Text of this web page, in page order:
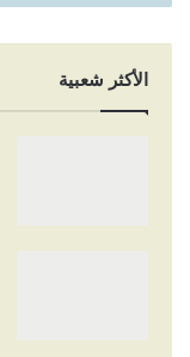
الأكثر شعبية